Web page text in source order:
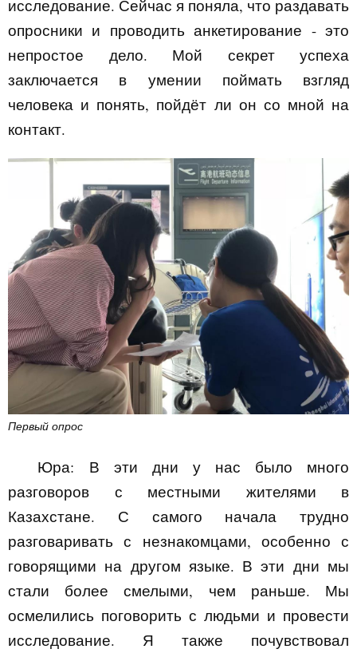
исследование. Сейчас я поняла, что раздавать
опросники и проводить анкетирование - это
непростое дело. Мой секрет успеха
заключается в умении поймать взгляд
человека и понять, пойдёт ли он со мной на
контакт.
Первый опрос
Юра: В эти дни у нас было много
разговоров с местными жителями в
Казахстане. С самого начала трудно
разговаривать с незнакомцами, особенно с
говорящими на другом языке. В эти дни мы
стали более смелыми, чем раньше. Мы
осмелились поговорить с людьми и провести
исследование. Я также почувствовал